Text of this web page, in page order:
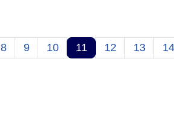
8 9 10 11 12 13 14